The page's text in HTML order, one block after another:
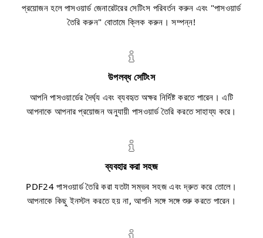
প্রয়োজন হলে পাসওয়ার্ড জেনারেটরের সেটিংস পরিবর্তন করুন এবং "পাসওয়ার্ড
তৈরি করুন" বোতামে ক্লিক করুন। সম্পন্ন!
উপলব্ধ সেটিংস
আপনি পাসওয়ার্ডের দৈর্ঘ্য এবং ব্যবহৃত অক্ষর নির্দিষ্ট করতে পারেন। এটি
আপনাকে আপনার প্রয়োজন অনুযায়ী পাসওয়ার্ড তৈরি করতে সাহায্য করে।
ব্যবহার করা সহজ
PDF24 পাসওয়ার্ড তৈরি করা যতটা সম্ভব সহজ এবং দ্রুত করে তোলে।
আপনাকে কিছু ইনস্টল করতে হয় না, আপনি সঙ্গে সঙ্গে শুরু করতে পারেন।